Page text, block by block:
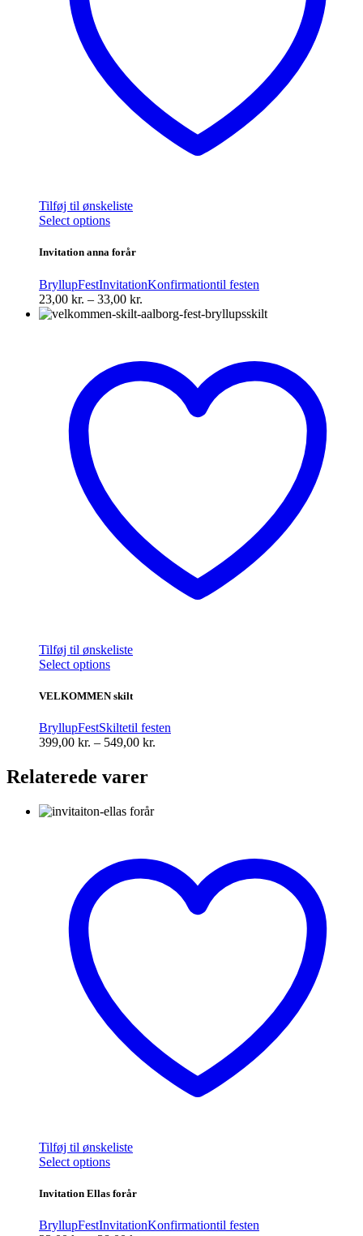
Tilføj til ønskeliste
Select optionsDette
har
varianter.
Mulighederne
kan
vælges
Invitation anna forår
BryllupFestInvitationKonfirmationtil festen
23,00 kr. – 33,00 kr.
23,00 kr.
Tilføj til ønskeliste
Select optionsDette
har
varianter.
Mulighederne
kan
på
VELKOMMEN skilt
BryllupFestSkiltetil festen
399,00 kr. – 549,00 kr.
Relaterede varer
Tilføj til ønskeliste
Select optionsDette
har
varianter.
Invitation Ellas forår
BryllupFestInvitationKonfirmationtil festen